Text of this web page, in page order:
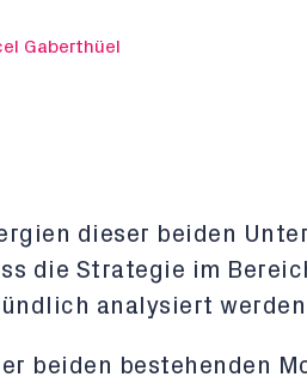
Gaberthüel
dieser beiden
die Strategie im
analysiert
beiden bestehenden